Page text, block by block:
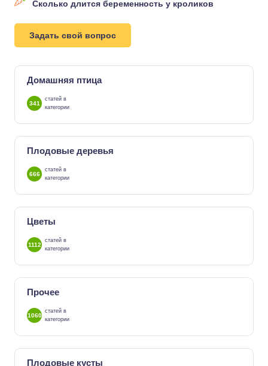
Сколько длится беременность у кроликов
Задать свой вопрос
Домашняя птица
341
статей в
категории
Плодовые деревья
666
статей в
категории
Цветы
1112
статей в
категории
Прочее
1060
статей в
категории
Плодовые кусты